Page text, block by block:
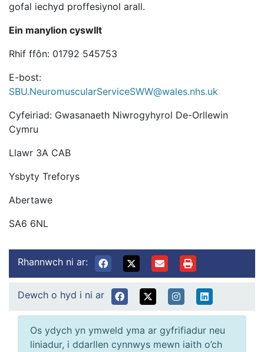
gofal iechyd proffesiynol arall.
Ein manylion cyswllt
Rhif ffôn: 01792 545753
E-bost:
SBU.NeuromuscularServiceSWW@wales.nhs.uk
Cyfeiriad: Gwasanaeth Niwrogyhyrol De-Orllewin
Cymru
Llawr 3A CAB
Ysbyty Treforys
Abertawe
SA6 6NL
Rhannwch ni ar:
Dewch o hyd i ni ar
Os ydych yn ymweld yma ar gyfrifiadur neu
liniadur, i ddarllen cynnwys mewn iaith o’ch